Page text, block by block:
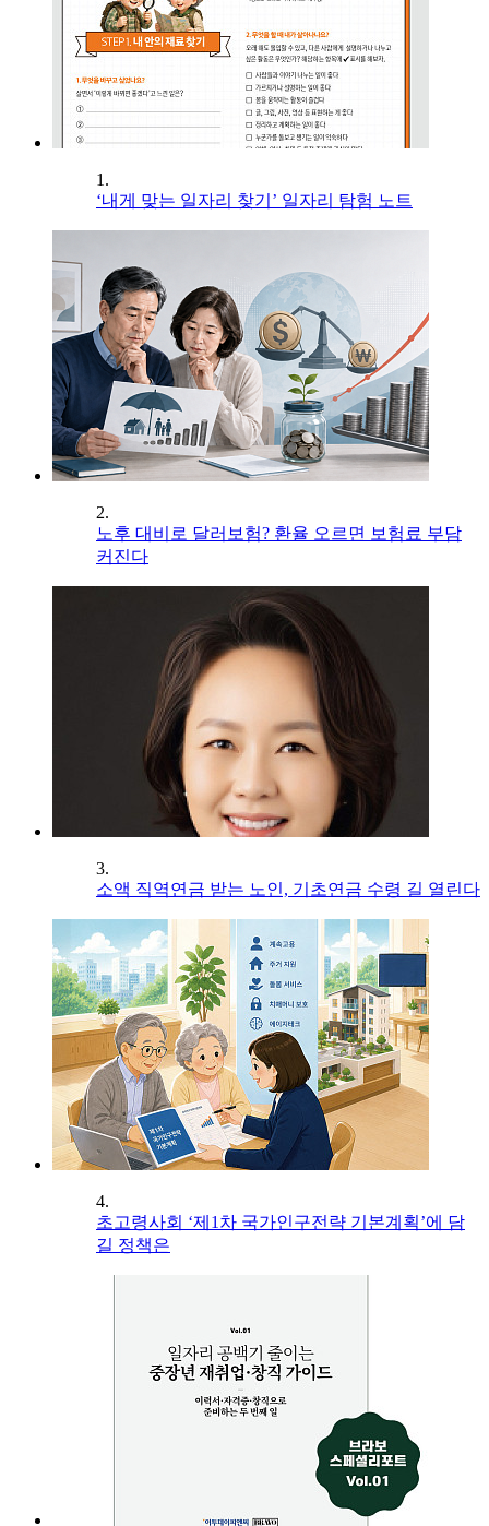
1.
‘내게 맞는 일자리 찾기’ 일자리 탐험 노트
2.
노후 대비로 달러보험? 환율 오르면 보험료 부담
커진다
3.
소액 직역연금 받는 노인, 기초연금 수령 길 열린다
4.
초고령사회 ‘제1차 국가인구전략 기본계획’에 담
길 정책은